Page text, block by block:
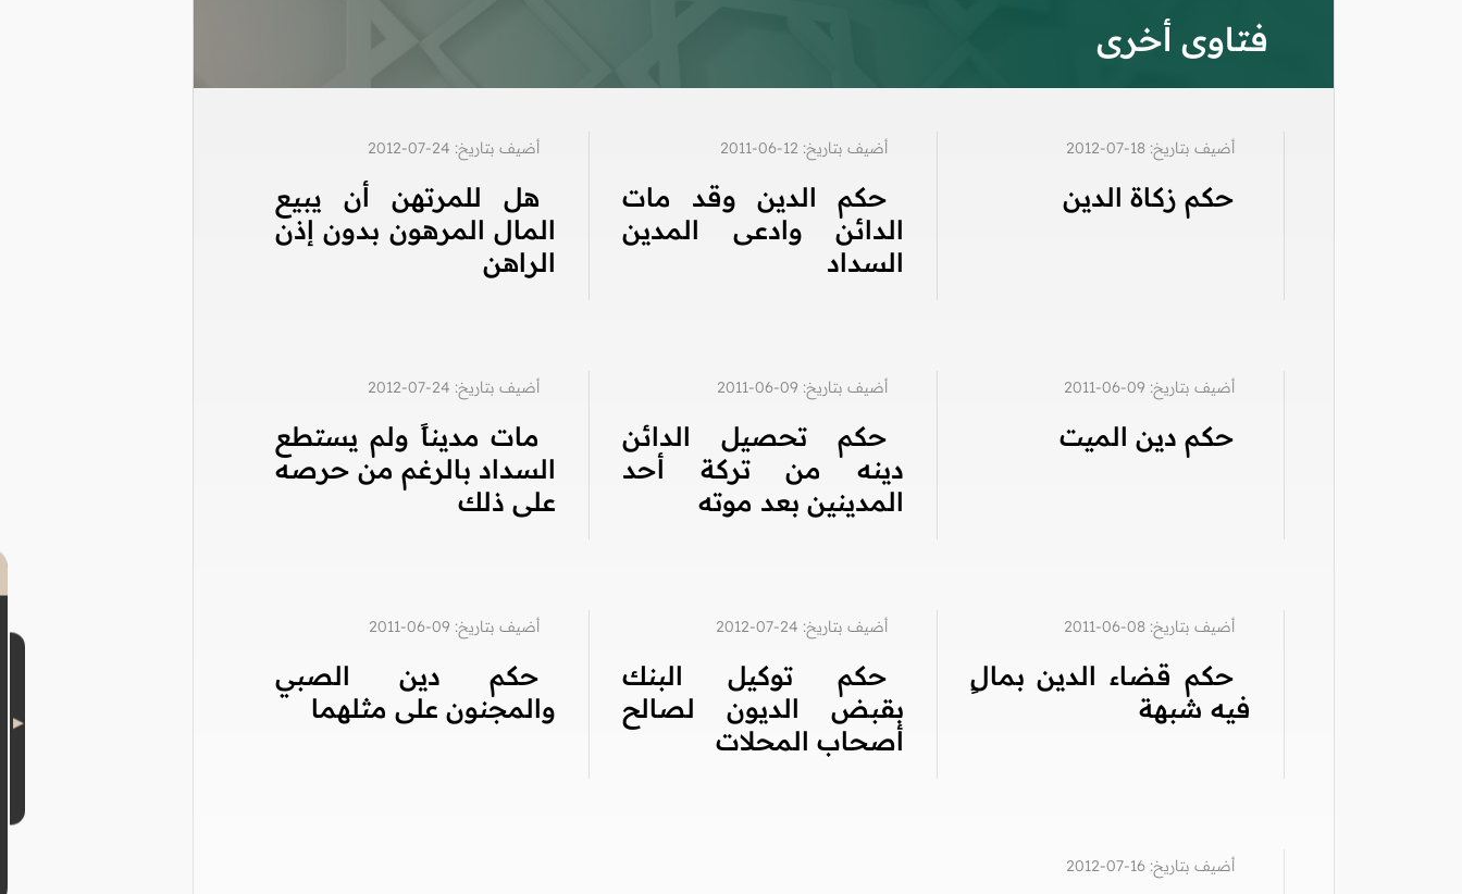
فتاوى أخرى
أضيف بتاريخ: 18-07-2012
حكم زكاة الدين
أضيف بتاريخ: 12-06-2011
حكم الدين وقد مات
الدائن وادعى المدين
السداد
أضيف بتاريخ: 24-07-2012
هل للمرتهن أن يبيع
المال المرهون بدون إذن
الراهن
أضيف بتاريخ: 09-06-2011
حكم دين الميت
أضيف بتاريخ: 09-06-2011
حكم تحصيل الدائن
دينه من تركة أحد
المدينين بعد موته
أضيف بتاريخ: 24-07-2012
مات مديناً ولم يستطع
السداد بالرغم من حرصه
على ذلك
أضيف بتاريخ: 08-06-2011
حكم قضاء الدين بمالٍ
فيه شبهة
أضيف بتاريخ: 24-07-2012
حكم توكيل البنك
بقبض الديون لصالح
أصحاب المحلات
أضيف بتاريخ: 09-06-2011
حكم دين الصبي
والمجنون على مثلهما
أضيف بتاريخ: 16-07-2012